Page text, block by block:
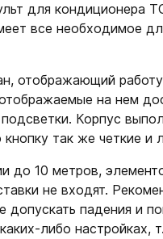
для кондиционера
все необходимое
отображающий
на нем
Корпус
так же четкие и
до 10 метров,
не входят.
допускать падения и
либо настройках,